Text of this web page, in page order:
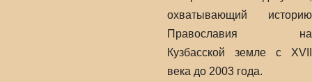
охватывающий историю
Православия на
Кузбасской земле с XVII
века до 2003 года.